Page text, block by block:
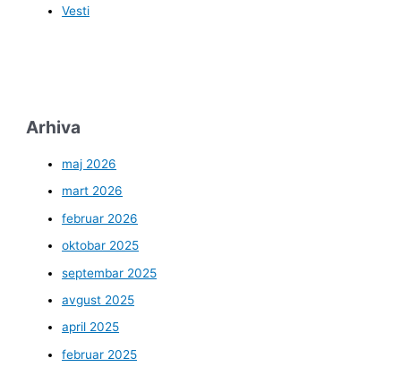
Vesti
Arhiva
maj 2026
mart 2026
februar 2026
oktobar 2025
septembar 2025
avgust 2025
april 2025
februar 2025